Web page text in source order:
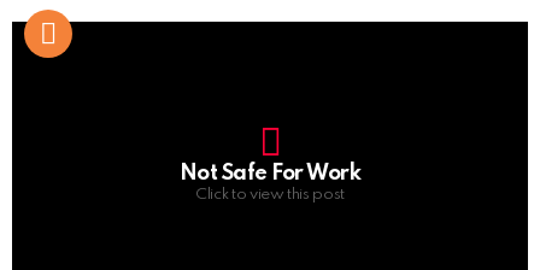
Not Safe For Work
Click to view this post